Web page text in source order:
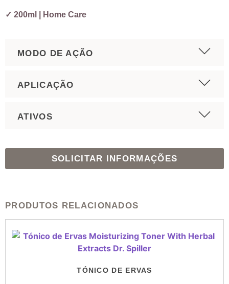
✓ 200ml | Home Care
MODO DE AÇÃO
APLICAÇÃO
ATIVOS
SOLICITAR INFORMAÇÕES
PRODUTOS RELACIONADOS
TÓNICO DE ERVAS